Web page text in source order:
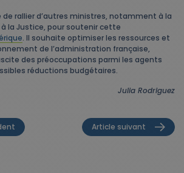
de rallier d’autres ministres, notamment à la
à la Justice, pour soutenir cette
. Il souhaite optimiser les ressources et
de l’administration française,
des préoccupations parmi les agents
réductions budgétaires.
Julia Rodriguez
Article suivant